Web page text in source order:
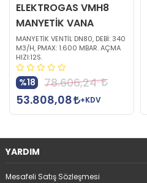
ELEKTROGAS VMH8
MANYETİK VANA
MANYETİK VENTİL DN80, DEBİ: 340
M3/H, PMAX: 1.600 MBAR. AÇMA
HIZI:12S.
%18
78.606,24
53.808,08
+KDV
YARDIM
Mesafeli Satış Sözleşmesi